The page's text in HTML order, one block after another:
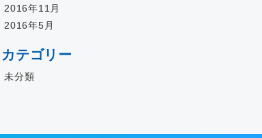
2016年11月
2016年5月
カテゴリー
未分類